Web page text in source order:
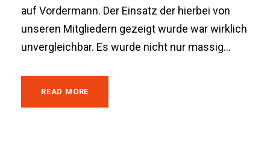
auf Vordermann. Der Einsatz der hierbei von
unseren Mitgliedern gezeigt wurde war wirklich
unvergleichbar. Es wurde nicht nur massig...
READ MORE